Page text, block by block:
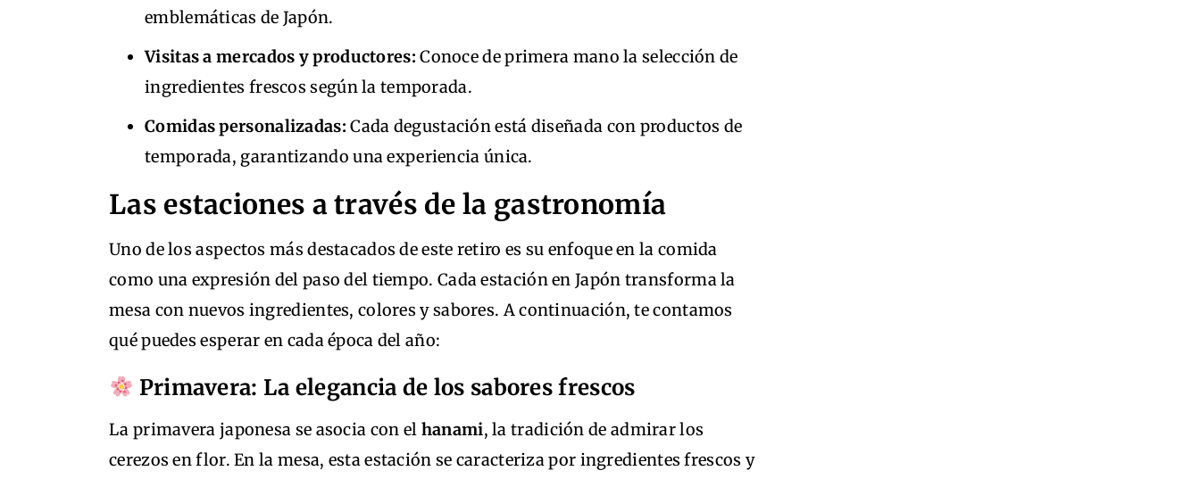
emblemáticas de Japón.
Visitas a mercados y productores: Conoce de primera mano la selección de
ingredientes frescos según la temporada.
Comidas personalizadas: Cada degustación está diseñada con productos de
temporada, garantizando una experiencia única.
Las estaciones a través de la gastronomía
Uno de los aspectos más destacados de este retiro es su enfoque en la comida
como una expresión del paso del tiempo. Cada estación en Japón transforma la
mesa con nuevos ingredientes, colores y sabores. A continuación, te contamos
qué puedes esperar en cada época del año:
Primavera: La elegancia de los sabores frescos
La primavera japonesa se asocia con el hanami, la tradición de admirar los
cerezos en flor. En la mesa, esta estación se caracteriza por ingredientes frescos y